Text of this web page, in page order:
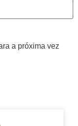
a próxima vez